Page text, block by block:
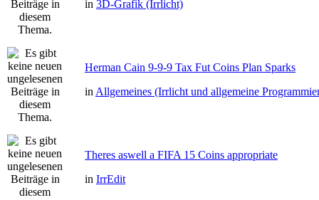
in 3D-Grafik (Irrlicht)
Herman Cain 9-9-9 Tax Fut Coins Plan Sparks
in Allgemeines (Irrlicht und allgemeine
Theres aswell a FIFA 15 Coins appropriate
in IrrEdit